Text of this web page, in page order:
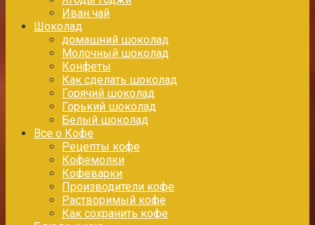
Иван чай
Шоколад
домашний шоколад
Молочный шоколад
Конфеты
Как сделать шоколад
Горячий шоколад
Горький шоколад
Белый шоколад
Все о Кофе
Рецепты кофе
Кофемолки
Кофеварки
Производители кофе
Растворимый кофе
Как сохранить кофе